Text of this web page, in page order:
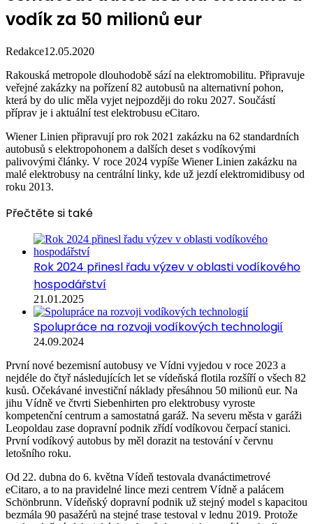
vodík za 50 milionů eur
Redakce12.05.2020
Rakouská metropole dlouhodobě sází na elektromobilitu. Připravuje
veřejné zakázky na pořízení 82 autobusů na alternativní pohon,
která by do ulic měla vyjet nejpozději do roku 2027. Součástí
příprav je i aktuální test elektrobusu eCitaro.
Wiener Linien připravují pro rok 2021 zakázku na 62 standardních
autobusů s elektropohonem a dalších deset s vodíkovými
palivovými články. V roce 2024 vypíše Wiener Linien zakázku na
malé elektrobusy na centrální linky, kde už jezdí elektromidibusy od
roku 2013.
Přečtěte si také
Rok 2024 přinesl řadu výzev v oblasti vodíkového
hospodářství
21.01.2025
Spolupráce na rozvoji vodíkových technologií
24.09.2024
První nové bezemisní autobusy ve Vídni vyjedou v roce 2023 a
nejdéle do čtyř následujících let se vídeňská flotila rozšíří o všech 82
kusů. Očekávané investiční náklady přesáhnou 50 milionů eur. Na
jihu Vídně ve čtvrti Siebenhirten pro elektrobusy vyroste
kompetenční centrum a samostatná garáž. Na severu města v garáži
Leopoldau zase dopravní podnik zřídí vodíkovou čerpací stanici.
První vodíkový autobus by měl dorazit na testování v červnu
letošního roku.
Od 22. dubna do 6. května Vídeň testovala dvanáctimetrové
eCitaro, a to na pravidelné lince mezi centrem Vídně a palácem
Schönbrunn. Vídeňský dopravní podnik už stejný model s kapacitou
bezmála 90 pasažérů na stejné trase testoval v lednu 2019. Protože